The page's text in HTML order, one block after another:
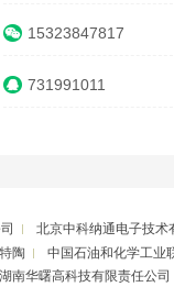
15323847817
731991011
北京中科纳通电子技术
陶 中国石油和化学工业
湖南华曙高科技有限责任公司